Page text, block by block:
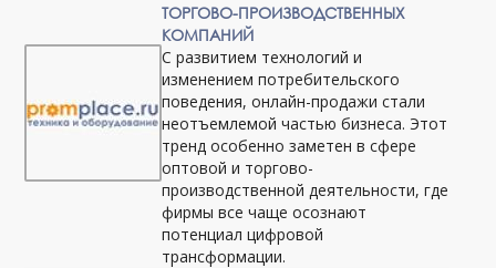
ТОРГОВО-ПРОИЗВОДСТВЕННЫХ
КОМПАНИЙ
С развитием технологий и
изменением потребительского
поведения, онлайн-продажи стали
неотъемлемой частью бизнеса. Этот
тренд особенно заметен в сфере
оптовой и торгово-
производственной деятельности, где
фирмы все чаще осознают
потенциал цифровой
трансформации.